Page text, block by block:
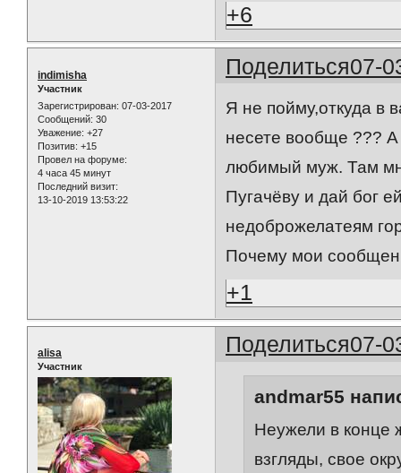
+6
Поделиться07-
indimisha
Участник
Зарегистрирован: 07-03-2017
Сообщений: 30
Уважение: +27
Позитив: +15
Провел на форуме:
4 часа 45 минут
Последний визит:
13-10-2019 13:53:22
Я не пойму,откуда в
несете вообще ???
любимый муж. Там
Пугачёву и дай бог
недоброжелатеям
Почему мои
+1
Поделиться07-
alisa
Участник
andmar55
Неужели в конце
взгляды, свое